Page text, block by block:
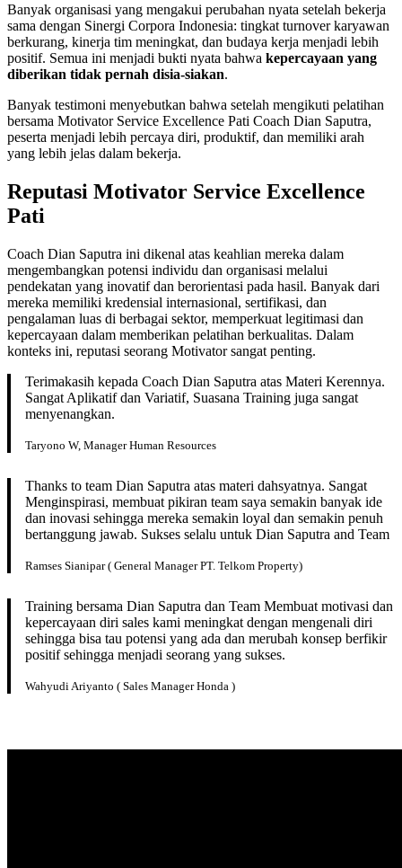
Banyak organisasi yang mengakui perubahan nyata setelah bekerja
sama dengan Sinergi Corpora Indonesia: tingkat turnover karyawan
berkurang, kinerja tim meningkat, dan budaya kerja menjadi lebih
positif. Semua ini menjadi bukti nyata bahwa kepercayaan yang
diberikan tidak pernah disia-siakan.
Banyak testimoni menyebutkan bahwa setelah mengikuti pelatihan
bersama Motivator Service Excellence Pati Coach Dian Saputra,
peserta menjadi lebih percaya diri, produktif, dan memiliki arah
yang lebih jelas dalam bekerja.
Reputasi Motivator Service Excellence
Pati
Coach Dian Saputra ini dikenal atas keahlian mereka dalam
mengembangkan potensi individu dan organisasi melalui
pendekatan yang inovatif dan berorientasi pada hasil. Banyak dari
mereka memiliki kredensial internasional, sertifikasi, dan
pengalaman luas di berbagai sektor, memperkuat legitimasi dan
kepercayaan dalam memberikan pelatihan berkualitas. Dalam
konteks ini, reputasi seorang Motivator sangat penting.
Terimakasih kepada Coach Dian Saputra atas Materi Kerennya.
Sangat Aplikatif dan Variatif, Suasana Training juga sangat
menyenangkan.
Taryono W, Manager Human Resources
Thanks to team Dian Saputra atas materi dahsyatnya. Sangat
Menginspirasi, membuat pikiran team saya semakin banyak ide
dan inovasi sehingga mereka semakin loyal dan semakin penuh
bertanggung jawab. Sukses selalu untuk Dian Saputra and Team
Ramses Sianipar ( General Manager PT. Telkom Property)
Training bersama Dian Saputra dan Team Membuat motivasi dan
kepercayaan diri sales kami meningkat dengan mengenali diri
sehingga bisa tau potensi yang ada dan merubah konsep berfikir
positif sehingga menjadi seorang yang sukses.
Wahyudi Ariyanto ( Sales Manager Honda )